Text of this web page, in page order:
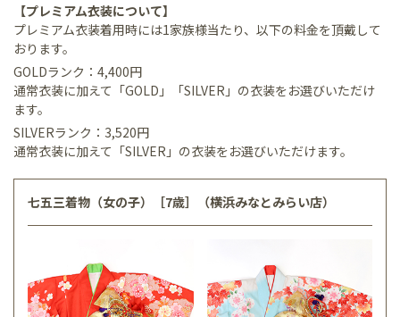
【プレミアム衣装について】
プレミアム衣装着用時には1家族様当たり、以下の料金を頂戴して
おります。
GOLDランク：4,400円
通常衣装に加えて「GOLD」「SILVER」の衣装をお選びいただけ
ます。
SILVERランク：3,520円
通常衣装に加えて「SILVER」の衣装をお選びいただけます。
七五三着物（女の子）［7歳］（横浜みなとみらい店）